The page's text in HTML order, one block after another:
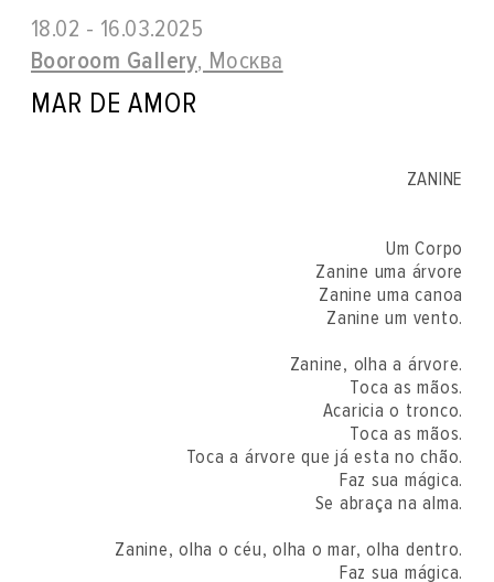
18.02 - 16.03.2025
Booroom Gallery, Москва
MAR DE AMOR
ZANINE
Um Corpo
Zanine uma árvore
Zanine uma canoa
Zanine um vento.
Zanine, olha a árvore.
Toca as mãos.
Acaricia o tronco.
Toca as mãos.
Toca a árvore que já esta no chão.
Faz sua mágica.
Se abraça na alma.
Zanine, olha o céu, olha o mar, olha dentro.
Faz sua mágica.